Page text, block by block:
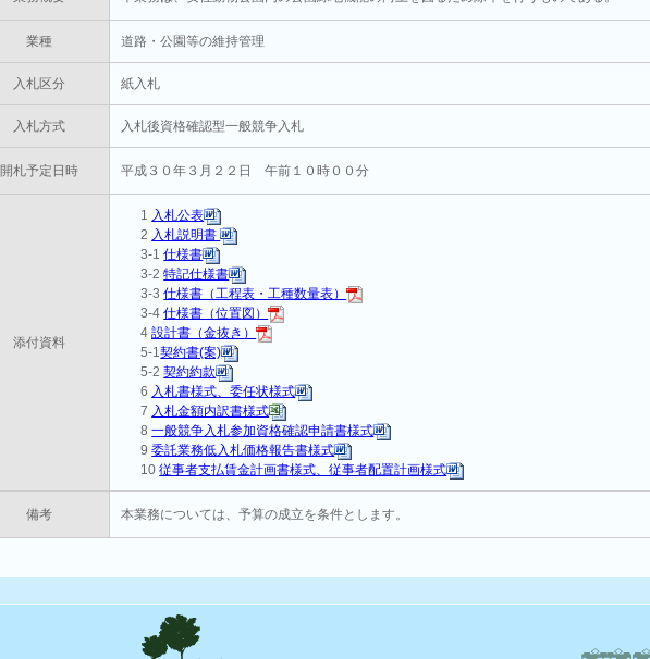
業種 道路・公園等の維持管理
入札区分 紙入札
入札方式 入札後資格確認型一般競争入札
開札予定日時 平成３０年３月２２日 午前１０時００分
添付資料
1 入札公表
2 入札説明書
3-1仕様書
3-2特記仕様書
3-3仕様書（工程表・工種数量表）
3-4仕様書（位置図）
4設計書（金抜き）
5-1契約書(案)
5-2契約約款
6 入札書様式、委任状様式
7 入札金額内訳書様式
8一般競争入札参加資格確認申請書様式
9委託業務低入札価格報告書様式
10従事者支払賃金計画書様式、従事者配置計画様式
備考 本業務については、予算の成立を条件とします。